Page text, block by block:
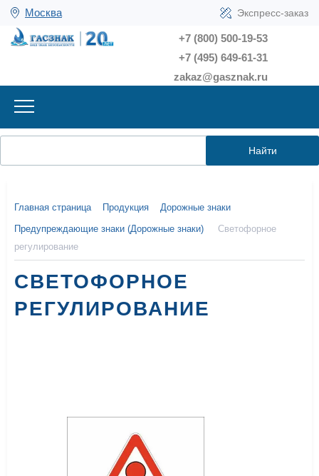
Москва Экспресс-заказ
+7 (800) 500-19-53
+7 (495) 649-61-31
zakaz@gasznak.ru
Найти
Главная страница Продукция
Дорожные знаки
Предупреждающие знаки (Дорожные знаки)
Светофорное
регулирование
СВЕТОФОРНОЕ
РЕГУЛИРОВАНИЕ